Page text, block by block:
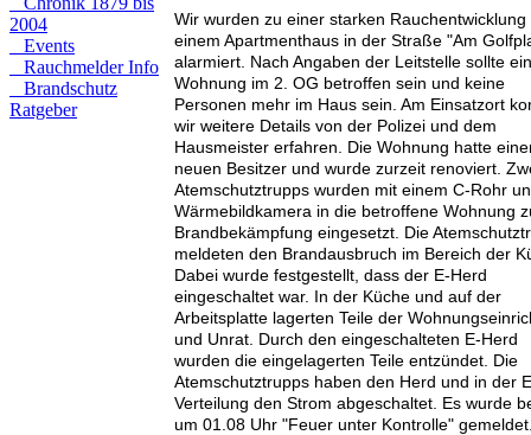
2004
Events
Rauchmelder Info
Brandschutz
Ratgeber
Wir wurden zu einer starken Rauchentwicklung
einem Apartmenthaus in der Straße "Am
alarmiert. Nach Angaben der Leitstelle sollte
Wohnung im 2. OG betroffen sein und keine
Personen mehr im Haus sein. Am Einsatzort
wir weitere Details von der Polizei und dem
Hausmeister erfahren. Die Wohnung hatte
neuen Besitzer und wurde zurzeit renoviert.
Atemschutztrupps wurden mit einem C-Rohr
Wärmebildkamera in die betroffene Wohnung
Brandbekämpfung eingesetzt. Die
meldeten den Brandausbruch im Bereich der
Dabei wurde festgestellt, dass der E-Herd
eingeschaltet war. In der Küche und auf der
Arbeitsplatte lagerten Teile der
und Unrat. Durch den eingeschalteten E-Herd
wurden die eingelagerten Teile entzündet. Die
Atemschutztrupps haben den Herd und in der
Verteilung den Strom abgeschaltet. Es wurde
um 01.08 Uhr "Feuer unter Kontrolle"